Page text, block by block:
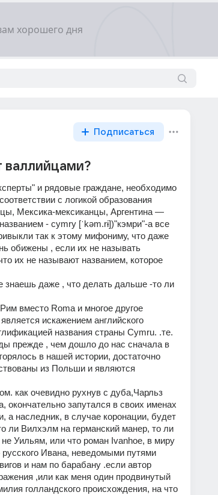
Подписаться
валлийцами?
и рядовые граждане, необходимо
с логикой образования
Мексика-мексиканцы, Аргентина —
- cymry [ˈkəm.rɨ])"кэмри"-а все
так к этому мифониму, что даже
обижены , если их не называть
их не называют названием, которое
знаешь даже , что делать дальше -то ли
вместо Roma и многое другое
искажением английского
названия страны Сymru. .те.
прежде , чем дошло до нас сначала в
в нашей истории, достаточно
из Польши и являются
как очевидно рухнув с дуба,Чарльз
окончательно запутался в своих именах
а наследник, в случае коронации, будет
ли Вилхэлм на германский манер, то ли
Уильям, или что роман Ivanhoe, в миру
русского Ивана, неведомыми путями
и нам по барабану .если автор
,или как меня один продвинутый
голландского происхождения, на что